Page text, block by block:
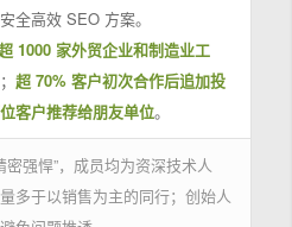
全高效 SEO 方案。
1000 家外贸企业和制造业工
超 70% 客户初次合作后追加投
客户推荐给朋友单位。
密强悍”，成员均为资深技术人
多于以销售为主的同行；创始人